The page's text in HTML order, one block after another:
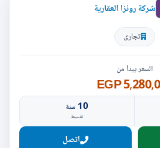
شركة رونزا العقارية
تجارى
السعر يبدأ من
5,280,000
10 سنة
تقسيط
اتصل